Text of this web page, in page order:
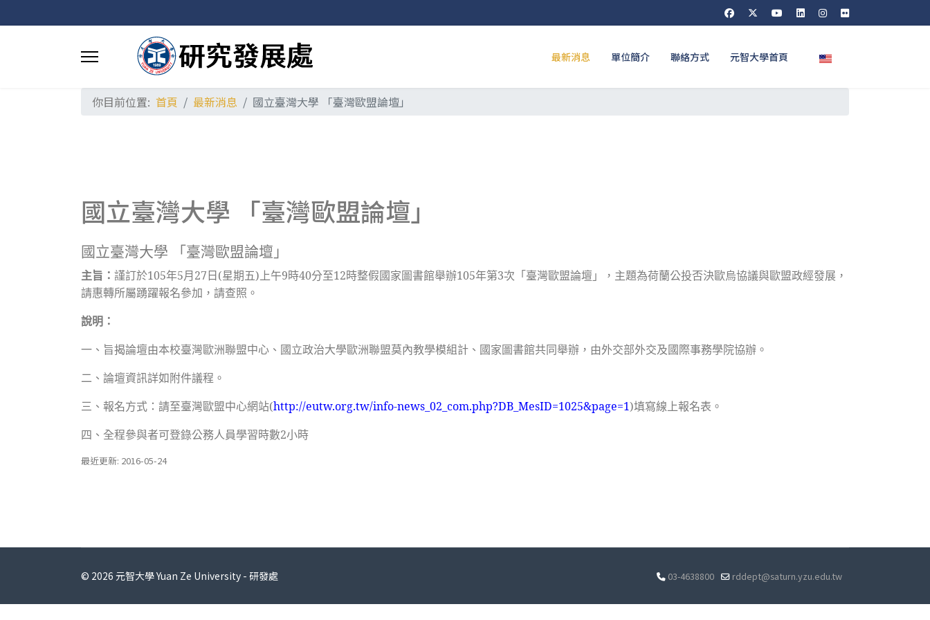
最新消息 單位簡介 聯絡方式 元智大學首頁 選擇你的語言
你目前位置: 首頁 最新消息 國立臺灣大學 「臺灣歐盟論壇」
國立臺灣大學 「臺灣歐盟論壇」
國立臺灣大學 「臺灣歐盟論壇」
主旨： 謹訂於105年5月27日(星期五)上午9時40分至12時整假國家圖書館舉辦105年第3次「臺灣歐盟論壇」，主題為荷蘭公投否決歐烏協議與歐盟政經發展，
請惠轉所屬踴躍報名參加，請查照。
說明：
一、旨揭論壇由本校臺灣歐洲聯盟中心、國立政治大學歐洲聯盟莫內教學模組計、國家圖書館共同舉辦，由外交部外交及國際事務學院協辦。
二、論壇資訊詳如附件議程。
三、報名方式：請至臺灣歐盟中心網站(http://eutw.org.tw/info-news_02_com.php?DB_MesID=1025&page=1)填寫線上報名表。
四、全程參與者可登錄公務人員學習時數2小時
最近更新: 2016-05-24
© 2026 元智大學 Yuan Ze University - 研發處 03-4638800 rddept@saturn.yzu.edu.tw